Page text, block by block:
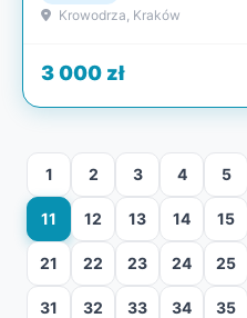
Krowodrza, Kraków
3 000 zł
1 2 3 4 5
11 12 13 14 15
21 22 23 24 25
31 32 33 34 35